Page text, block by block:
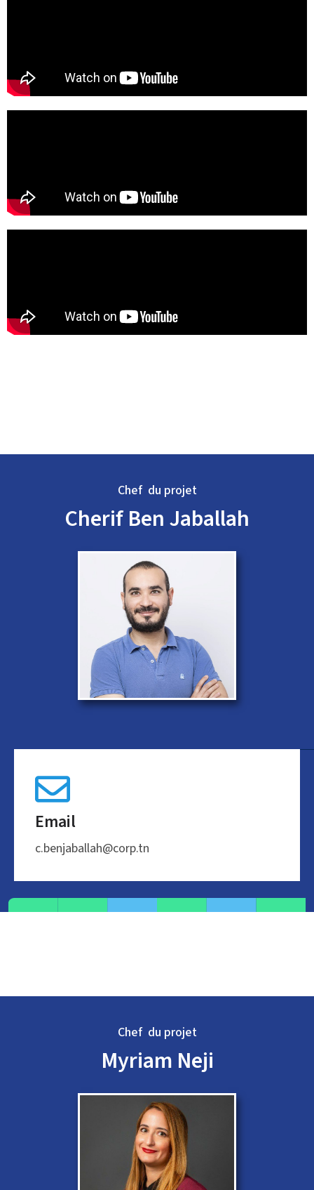
Chef du projet
Cherif Ben Jaballah
Email
c.benjaballah@corp.tn
Chef du projet
Myriam Neji